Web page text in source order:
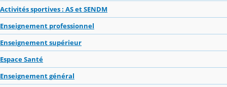
Activités sportives : AS et SENDM
Enseignement professionnel
Enseignement supérieur
Espace Santé
Enseignement général